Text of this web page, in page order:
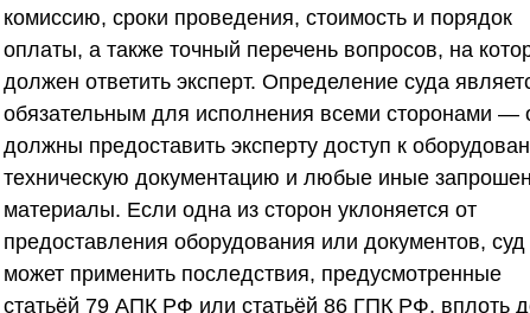
комиссию, сроки проведения, стоимость и порядок
оплаты, а также точный перечень вопросов, на
должен ответить эксперт. Определение суда
обязательным для исполнения всеми сторонами —
должны предоставить эксперту доступ к
техническую документацию и любые иные
материалы. Если одна из сторон уклоняется от
предоставления оборудования или документов, суд
может применить последствия, предусмотренные
статьёй 79 АПК РФ или статьёй 86 ГПК РФ, вплоть